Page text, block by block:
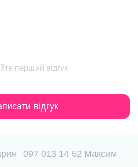
перший відгук
відгук
097 013 14 52 Максим